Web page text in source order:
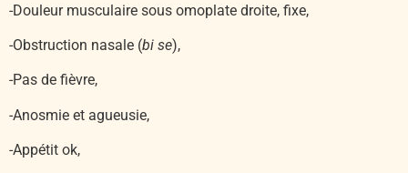
-Douleur musculaire sous omoplate droite, fixe,
-Obstruction nasale (bi se),
-Pas de fièvre,
-Anosmie et agueusie,
-Appétit ok,